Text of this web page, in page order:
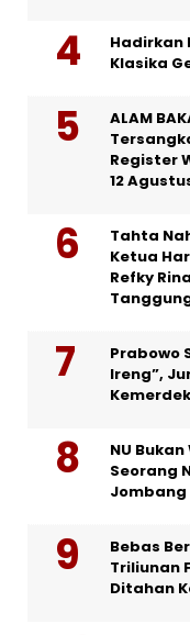
Hadirkan
Klasika
ALAM
Register
12
Tahta
Ketua
Refky
Prabowo
Ireng”,
NU
Seorang
Jombang
Bebas
Triliunan
Ditahan